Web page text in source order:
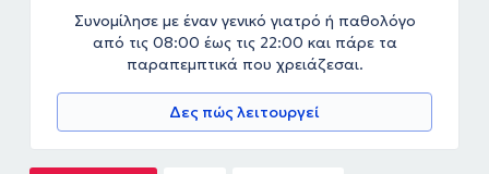
Συνομίλησε με έναν γενικό γιατρό ή παθολόγο
από τις 08:00 έως τις 22:00 και πάρε τα
παραπεμπτικά που χρειάζεσαι.
Δες πώς λειτουργεί